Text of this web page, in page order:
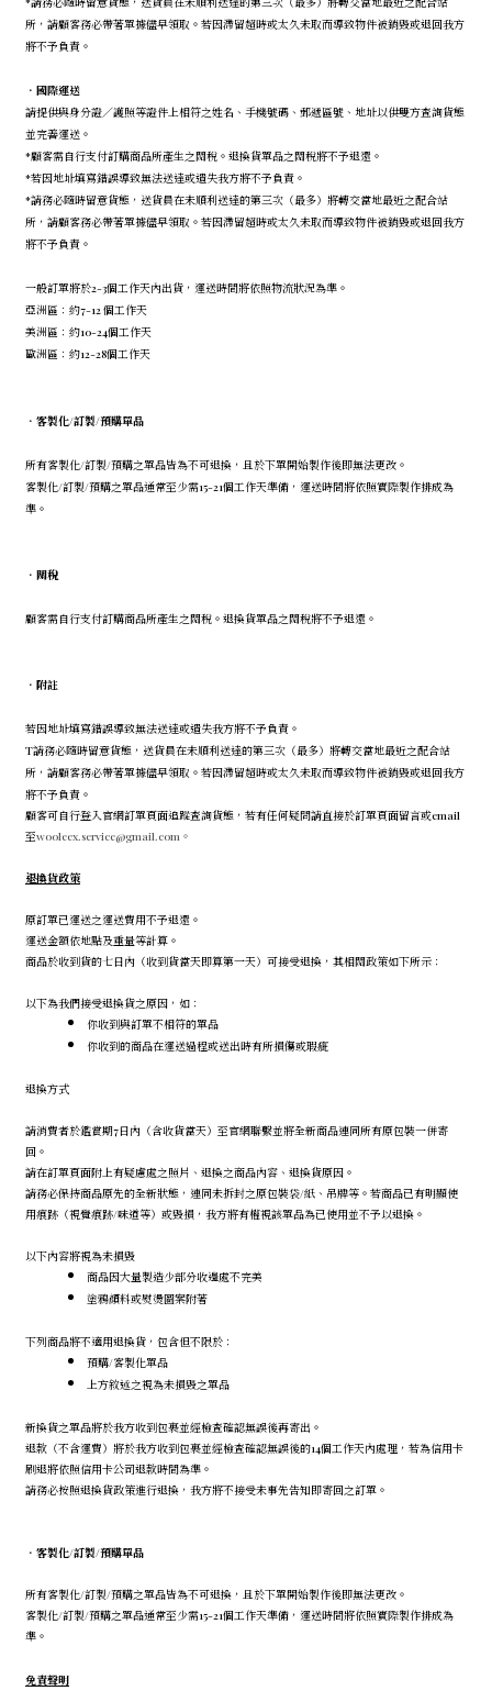
所，請顧客務必帶著單據儘早領取。若因滯留超時或太久未取而導致物件被銷毀或退回我方
將不予負責。
． 國際運送
請提供與身分證／護照等證件上相符之姓名、手機號碼、郵遞區號、地址以供雙方查詢貨態
並完善運送。
*顧客需自行支付訂購商品所產生之關稅。退換貨單品之關稅將不予退還。
*若因地址填寫錯誤導致無法送達或遺失我方將不予負責。
*請務必隨時留意貨態，送貨員在未順利送達的第三次（最多）將轉交當地最近之配合站
所，請顧客務必帶著單據儘早領取。若因滯留超時或太久未取而導致物件被銷毀或退回我方
將不予負責。
一般訂單將於2-3個工作天內出貨，運送時間將依照物流狀況為準。
亞洲區：約7-12 個工作天
美洲區：約10-24個工作天
歐洲區：約12-28個工作天
． 客製化/訂製/預購單品
所有客製化/訂製/預購之單品皆為不可退換，且於下單開始製作後即無法更改。
客製化/訂製/預購之單品通常至少需15-21個工作天準備，運送時間將依照實際製作排成為
準。
． 關稅
顧客需自行支付訂購商品所產生之關稅。退換貨單品之關稅將不予退還。
． 附註
若因地址填寫錯誤導致無法送達或遺失我方將不予負責。
T請務必隨時留意貨態，送貨員在未順利送達的第三次（最多）將轉交當地最近之配合站
所，請顧客務必帶著單據儘早領取。若因滯留超時或太久未取而導致物件被銷毀或退回我方
將不予負責。
顧客可自行登入官網訂單頁面追蹤查詢貨態，若有任何疑問請直接於訂單頁面留言或email
至wooleex.service@gmail.com。
退換貨政策
原訂單已運送之運送費用不予退還。
運送金額依地點及重量等計算。
商品於收到貨的七日內（收到貨當天即算第一天）可接受退換，其相關政策如下所示：
以下為我們接受退換貨之原因，如：
你收到與訂單不相符的單品
你收到的商品在運送過程或送出時有所損傷或瑕疵
退換方式
請消費者於鑑賞期7日內（含收貨當天）至官網聯繫並將全新商品連同所有原包裝一併寄
回。
請在訂單頁面附上有疑慮處之照片、退換之商品內容、退換貨原因。
請務必保持商品原先的全新狀態，連同未拆封之原包裝袋/紙、吊牌等。若商品已有明顯使
用痕跡（視覺痕跡/味道等）或毀損，我方將有權視該單品為已使用並不予以退換。
以下內容將視為未損毀
商品因大量製造少部分收邊處不完美
塗鴉顏料或熨燙圖案附著
下列商品將不適用退換貨，包含但不限於：
預購/客製化單品
上方敘述之視為未損毀之單品
新換貨之單品將於我方收到包裹並經檢查確認無誤後再寄出。
退款（不含運費）將於我方收到包裹並經檢查確認無誤後的14個工作天內處理，若為信用卡
刷退將依照信用卡公司退款時間為準。
請務必按照退換貨政策進行退換，我方將不接受未事先告知即寄回之訂單。
． 客製化/訂製/預購單品
所有客製化/訂製/預購之單品皆為不可退換，且於下單開始製作後即無法更改。
客製化/訂製/預購之單品通常至少需15-21個工作天準備，運送時間將依照實際製作排成為
準。
免責聲明